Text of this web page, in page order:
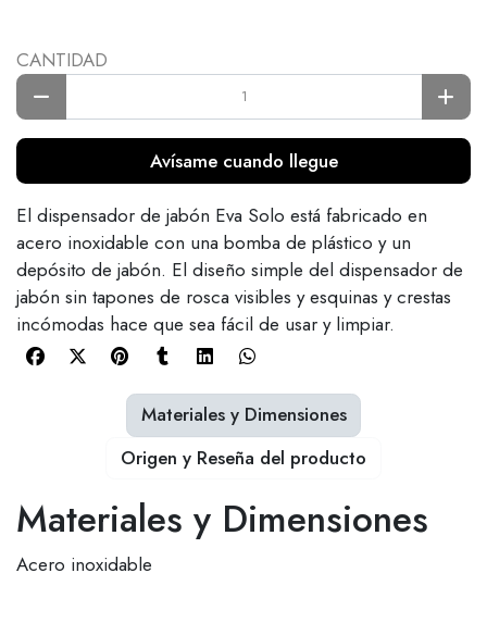
CANTIDAD
Avísame cuando llegue
El dispensador de jabón Eva Solo está fabricado en
acero inoxidable con una bomba de plástico y un
depósito de jabón. El diseño simple del dispensador de
jabón sin tapones de rosca visibles y esquinas y crestas
incómodas hace que sea fácil de usar y limpiar.
Materiales y Dimensiones
Acero inoxidable
Materiales y Dimensiones
Origen y Reseña del producto